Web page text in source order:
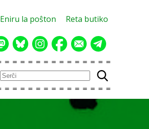
Eniru la poŝton Reta butiko